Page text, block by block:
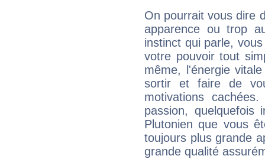
On pourrait vous dire
apparence ou trop
instinct qui parle,
votre pouvoir tout
même, l'énergie
sortir et faire de
motivations
passion, quelquefois
Plutonien que vous
toujours plus grande
grande qualité